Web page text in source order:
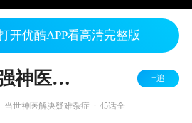
开优酷APP看高清完整版
最强神医混都市 +追
当世神医解决疑难杂症 45话全